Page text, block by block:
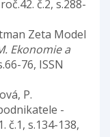
č.2, s.288-
Zeta Model
Ekonomie a
76, ISSN
P.
-
č.1, s.134-138,